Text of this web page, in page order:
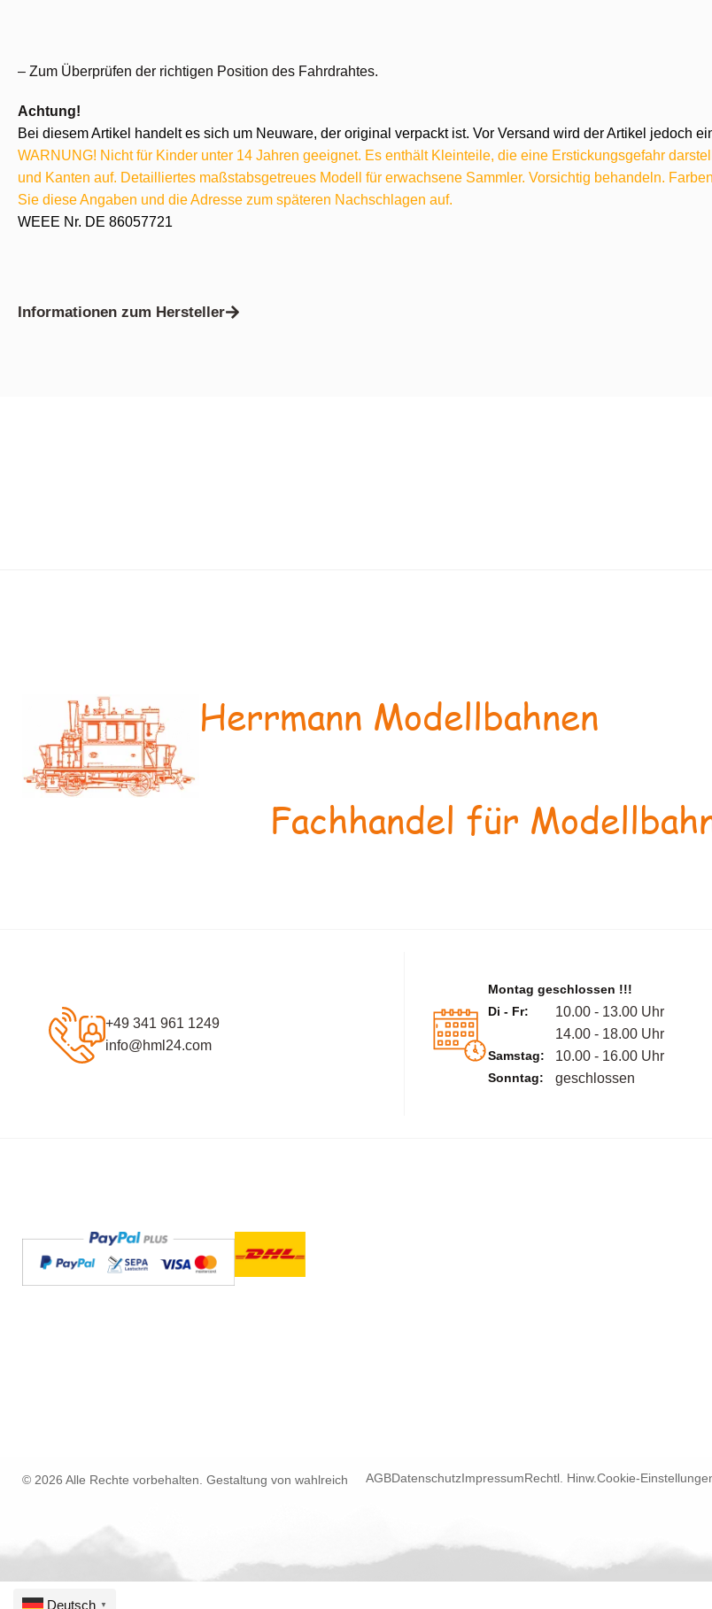
– Zum Überprüfen der richtigen Position des Fahrdrahtes.
Achtung!
Bei diesem Artikel handelt es sich um Neuware, der original verpackt ist. Vor Versand wird der Artikel jedoch
WARNUNG! Nicht für Kinder unter 14 Jahren geeignet. Es enthält Kleinteile, die eine Erstickungsgefahr
und Kanten auf. Detailliertes maßstabsgetreues Modell für erwachsene Sammler. Vorsichtig behandeln.
Sie diese Angaben und die Adresse zum späteren Nachschlagen auf.
WEEE Nr. DE 86057721
Informationen zum Hersteller
Herrmann Modellbahnen
Fachhandel für
+49 341 961 1249
info@hml24.com
Montag geschlossen !!!
Di - Fr:
10.00 - 13.00 Uhr
14.00 - 18.00 Uhr
Samstag: 10.00 - 16.00 Uhr
Sonntag: geschlossen
© 2026 Alle Rechte vorbehalten. Gestaltung von wahlreich AGBDatenschutzImpressumRechtl. Hinw.Cookie-
Deutsch ▼